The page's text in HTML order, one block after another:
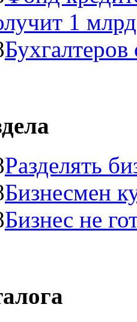
1
Бухгалтеров
Разделять
Бизнесмен
Бизнес не